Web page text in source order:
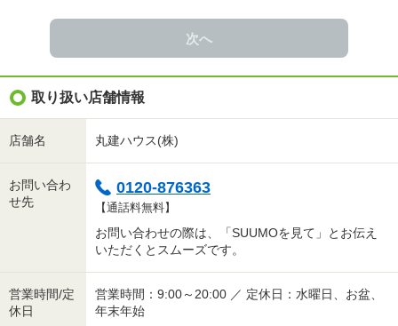
次へ
取り扱い店舗情報
店舗名 丸建ハウス(株)
お問い合わ
せ先
0120-876363
【通話料無料】
お問い合わせの際は、「SUUMOを見て」とお伝え
いただくとスムーズです。
営業時間/定
休日
営業時間：9:00～20:00 ／ 定休日：水曜日、お盆、
年末年始